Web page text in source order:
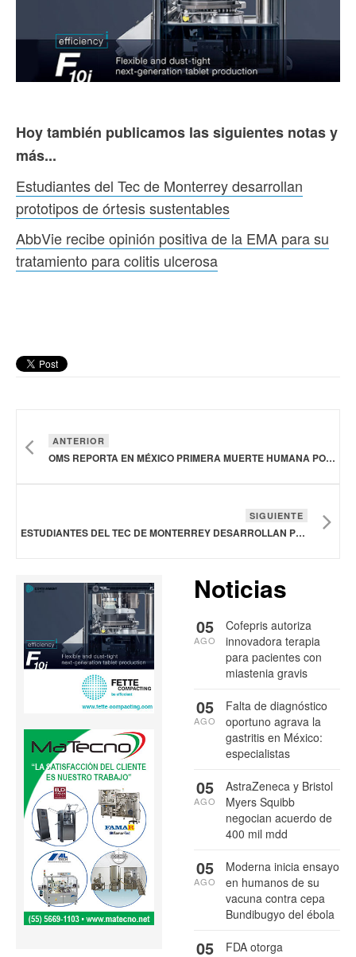
Hoy también publicamos las siguientes notas y
más...
Estudiantes del Tec de Monterrey desarrollan
prototipos de órtesis sustentables
AbbVie recibe opinión positiva de la EMA para su
tratamiento para colitis ulcerosa
ANTERIOR
OMS REPORTA EN MÉXICO PRIMERA MUERTE HUMANA POR GRIPE AVIAR
SIGUIENTE
ESTUDIANTES DEL TEC DE MONTERREY DESARROLLAN PROTOTIPOS DE ÓRTESIS SUSTENTABLES
Noticias
Cofepris autoriza
innovadora terapia
para pacientes con
miastenia gravis
05
AGO
Falta de diagnóstico
oportuno agrava la
gastritis en México:
especialistas
05
AGO
AstraZeneca y Bristol
Myers Squibb
negocian acuerdo de
400 mil mdd
05
AGO
Moderna inicia ensayo
en humanos de su
vacuna contra cepa
Bundibugyo del ébola
05
AGO
FDA otorga
05